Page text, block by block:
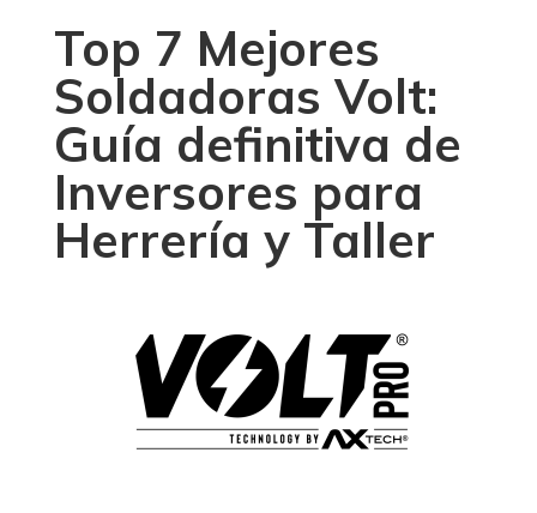
Top 7 Mejores
Soldadoras Volt:
Guía definitiva de
Inversores para
Herrería y Taller